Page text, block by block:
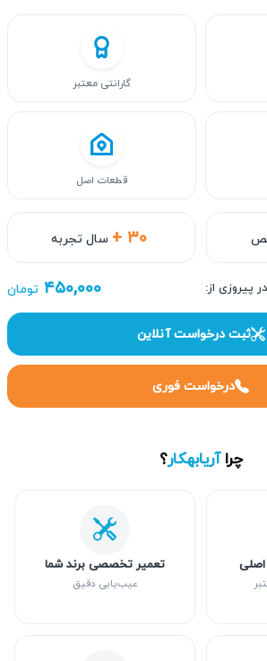
+ ۳۰ سال تجربه
گارانتی معتبر
قطعات اصل
پیروزی از: ۴۵۰,۰۰۰ تومان
ثبت درخواست آنلاین
درخواست فوری
چراآریابهکار؟
اصلی تعمیر تخصصی برند شما
عیب‌یابی دقیق